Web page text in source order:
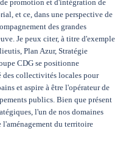
promotion et d'intégration de
et ce, dans une perspective de
des grandes
Je peux citer, à titre d'exemple
Plan Azur, Stratégie
CDG se positionne
collectivités locales pour
et aspire à être l'opérateur de
publics. Bien que présent
l'un de nos domaines
du territoire